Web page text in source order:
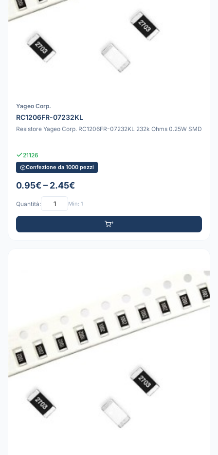
Yageo Corp.
RC1206FR-07232KL
Resistore Yageo Corp. RC1206FR-07232KL 232k Ohms 0.25W SMD
21126
Confezione da 1000 pezzi
0.95€ – 2.45€
Quantità: Min: 1